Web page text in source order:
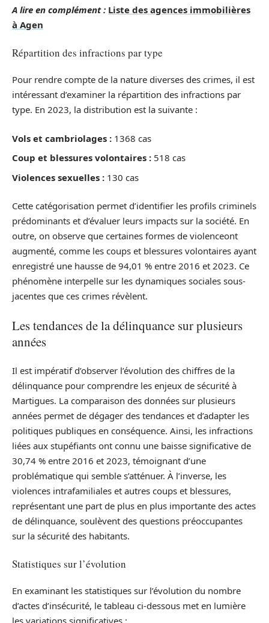
A lire en complément : Liste des agences immobilières
à Agen
Répartition des infractions par type
Pour rendre compte de la nature diverses des crimes, il est
intéressant d’examiner la répartition des infractions par
type. En 2023, la distribution est la suivante :
Vols et cambriolages : 1368 cas
Coup et blessures volontaires : 518 cas
Violences sexuelles : 130 cas
Cette catégorisation permet d’identifier les profils criminels
prédominants et d’évaluer leurs impacts sur la société. En
outre, on observe que certaines formes de violenceont
augmenté, comme les coups et blessures volontaires ayant
enregistré une hausse de 94,01 % entre 2016 et 2023. Ce
phénomène interpelle sur les dynamiques sociales sous-
jacentes que ces crimes révèlent.
Les tendances de la délinquance sur plusieurs
années
Il est impératif d’observer l’évolution des chiffres de la
délinquance pour comprendre les enjeux de sécurité à
Martigues. La comparaison des données sur plusieurs
années permet de dégager des tendances et d’adapter les
politiques publiques en conséquence. Ainsi, les infractions
liées aux stupéfiants ont connu une baisse significative de
30,74 % entre 2016 et 2023, témoignant d’une
problématique qui semble s’atténuer. À l’inverse, les
violences intrafamiliales et autres coups et blessures,
représentant une part de plus en plus importante des actes
de délinquance, soulèvent des questions préoccupantes
sur la sécurité des habitants.
Statistiques sur l’évolution
En examinant les statistiques sur l’évolution du nombre
d’actes d’insécurité, le tableau ci-dessous met en lumière
les variations significatives :